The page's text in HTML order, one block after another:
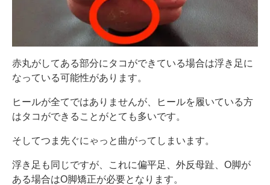
赤丸がしてある部分にタコができている場合は浮き足に
なっている可能性があります。
ヒールが全てではありませんが、ヒールを履いている方
はタコができることがとても多いです。
そしてつま先ぐにゃっと曲がってしまいます。
浮き足も同じですが、これに偏平足、外反母趾、O脚が
ある場合はO脚矯正が必要となります。